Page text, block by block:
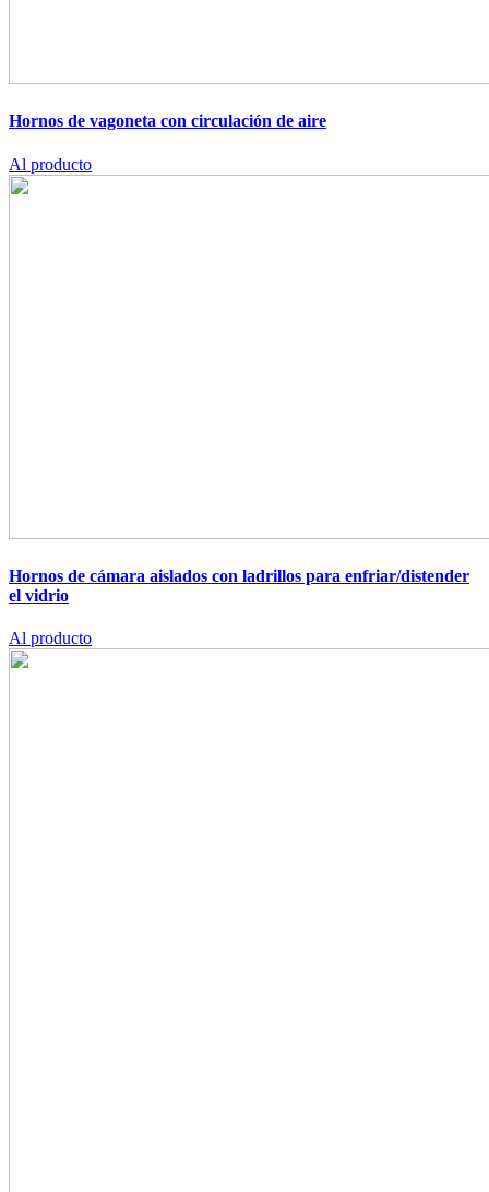
Hornos de vagoneta con circulación de aire
Al producto
Hornos de cámara aislados con ladrillos para enfriar/distender
el vidrio
Al producto